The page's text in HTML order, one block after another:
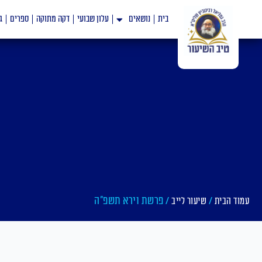
בית נושאים עלון שבועי דקה מתוקה ספרים
עמוד הבית / שיעור לייב / פרשת וירא תשפ"ה